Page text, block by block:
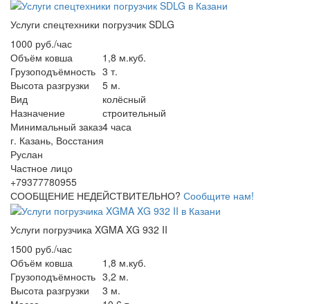
Услуги спецтехники погрузчик SDLG
1000 руб./час
Объём ковша
1,8 м.куб.
Грузоподъёмность 3 т.
Высота разгрузки
5 м.
Вид
колёсный
Назначение
строительный
Минимальный заказ4 часа
г. Казань, Восстания
Руслан
Частное лицо
+79377780955
СООБЩЕНИЕ НЕДЕЙСТВИТЕЛЬНО? Сообщите нам!
Услуги погрузчика XGMA XG 932 II
1500 руб./час
Объём ковша
1,8 м.куб.
Грузоподъёмность 3,2 м.
Высота разгрузки
3 м.